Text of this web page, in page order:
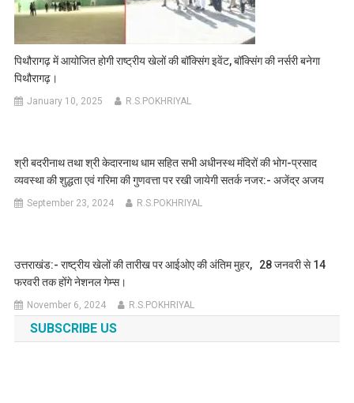
पिथौरागढ़ में आयोजित होगी राष्ट्रीय खेलों की बॉक्सिंग इवेंट, बॉक्सिंग की नर्सरी बनेगा
पिथौरागढ़।
January 10, 2025 R.S.POKHRIYAL
श्री बदरीनाथ तथा श्री केदारनाथ धाम सहित सभी अधीनस्थ मंदिरों की भोग-प्रसाद
व्यवस्था की शुद्धता एवं गरिमा की गुणवत्ता पर रखी जायेगी सतर्क नजर:- अजेंद्र अजय
September 23, 2024 R.S.POKHRIYAL
उत्तराखंड:- राष्ट्रीय खेलों की तारीख पर आईओए की अंतिम मुहर, 28 जनवरी से 14
फरवरी तक होंगे नेशनल गेम्स।
November 6, 2024 R.S.POKHRIYAL
SUBSCRIBE US